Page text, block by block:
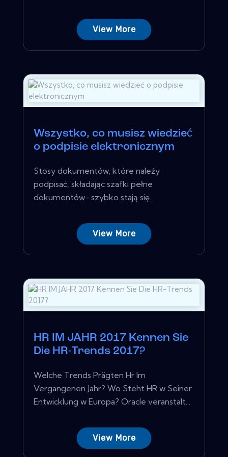
View More
Wszystko, co musisz wiedzieć
o podpisie elektronicznym
Stosy dokumentów, które należy
podpisać, składając szafki pełne
dokumentów- szybko stają się...
View More
HR IM JAHR 2017 Kennen Sie
Die HR-Trends 2017?
Welche Trends Prägten Hr Im
Vergangenen Jahr? Wo Steht HR w Seiner
Entwicklung w Europa? Oracle veranstalt...
View More